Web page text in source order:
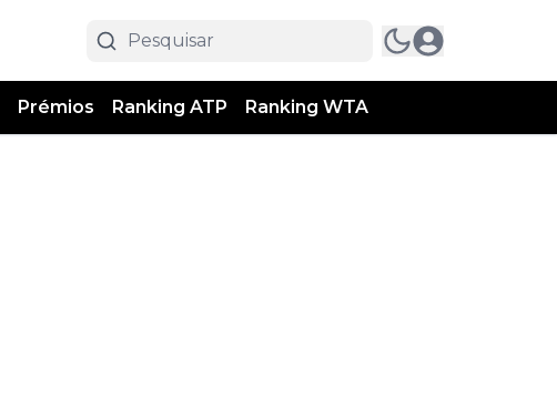
Prémios Ranking ATP Ranking WTA